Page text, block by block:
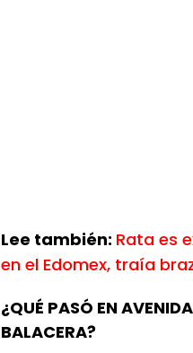
Lee también: Rata es
en el Edomex, traía
¿QUÉ PASÓ EN
BALACERA?